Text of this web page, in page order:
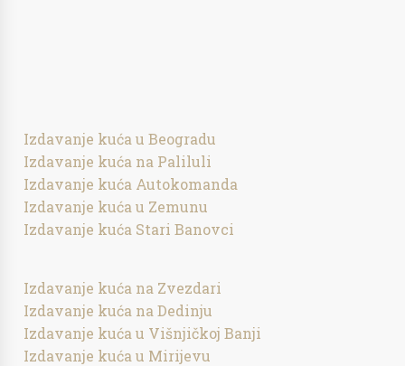
Izdavanje kuća u Beogradu
Izdavanje kuća na Paliluli
Izdavanje kuća Autokomanda
Izdavanje kuća u Zemunu
Izdavanje kuća Stari Banovci
Izdavanje kuća na Zvezdari
Izdavanje kuća na Dedinju
Izdavanje kuća u Višnjičkoj Banji
Izdavanje kuća u Mirijevu